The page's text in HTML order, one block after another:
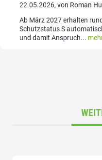
22.05.2026, von Roman
Ab März 2027 erhalten
Schutzstatus S
und damit Anspruch...